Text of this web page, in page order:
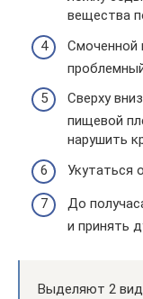
вещества
Смоченной
Сверху
пищевой
нарушить
Укутаться
До
и принять
Выделяют 2